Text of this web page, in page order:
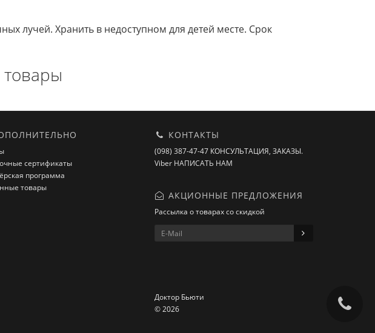
лучей. Хранить в недоступном для детей месте. Срок
сертификаты
программа
товары
КОНТАКТЫ
(098) 387-47-47 КОНСУЛЬТАЦИЯ, ЗАКАЗЫ.
Viber НАПИСАТЬ НАМ
АКЦИОННЫЕ ПРЕДЛОЖЕНИЯ
Рассылка о товарах со скидкой
Доктор Бьюти
© 2026